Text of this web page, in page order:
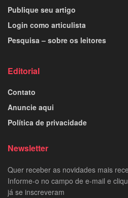
Publique seu artigo
Login como articulista
Pesquisa – sobre os leitores
Editorial
Contato
Anuncie aqui
Política de privacidade
Newsletter
Quer receber as novidades mais
Informe-o no campo de e-mail e
já se inscreveram